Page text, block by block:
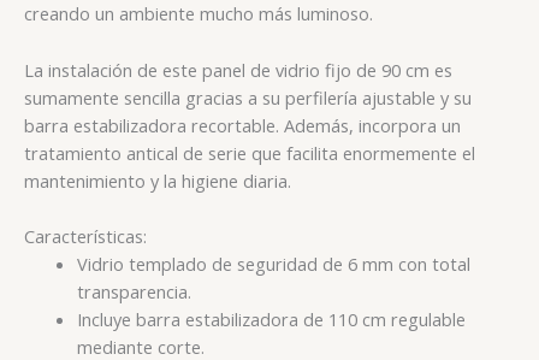
creando un ambiente mucho más luminoso.
La instalación de este panel de vidrio fijo de 90 cm es
sumamente sencilla gracias a su perfilería ajustable y su
barra estabilizadora recortable. Además, incorpora un
tratamiento antical de serie que facilita enormemente el
mantenimiento y la higiene diaria.
Características:
Vidrio templado de seguridad de 6 mm con total
transparencia.
Incluye barra estabilizadora de 110 cm regulable
mediante corte.